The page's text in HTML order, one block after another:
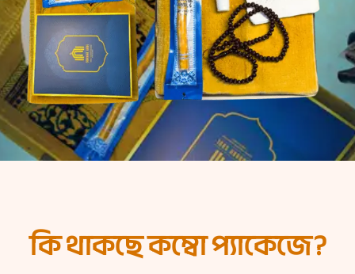
কি থাকছে কম্বো প্যাকেজে?